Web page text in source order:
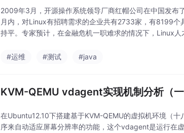
2009年3月，开源操作系统领导厂商红帽公司在中国发
月内，对Linux有招聘需求的企业共有2733家，有8199
持平。专家预计，在金融危机一职难求的情况下，Linux
#运维
#测试 #java
KVM-QEMU vdagent实现机制分析（一
在Ubuntu12.10下搭建基于KVM-QEMU的虚拟机环境（
序来自动适应屏幕分辨率的功能，这个vdagent是运行在